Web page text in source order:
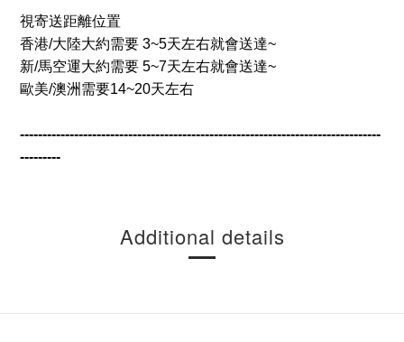
視寄送距離位置
香港/大陸大約需要 3~5天左右就會送達~
新/馬空運大約需要 5~7天左右就會送達~
歐美/澳洲需要14~20天左右
--------------------------------------------------------------------------------
---------
Additional details